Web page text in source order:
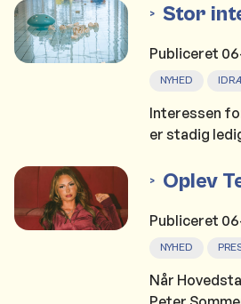
Stor
Publiceret
NYHED
Interessen
er stadig
Oplev
Publiceret
NYHED
Når